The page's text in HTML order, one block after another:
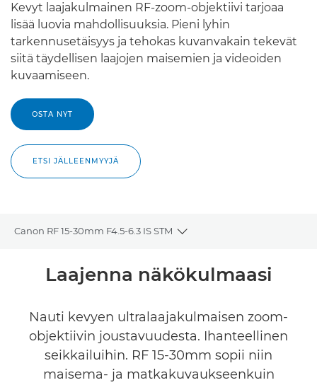
Kevyt laajakulmainen RF-zoom-objektiivi tarjoaa
lisää luovia mahdollisuuksia. Pieni lyhin
tarkennusetäisyys ja tehokas kuvanvakain tekevät
siitä täydellisen laajojen maisemien ja videoiden
kuvaamiseen.
OSTA NYT
ETSI JÄLLEENMYYJÄ
Canon RF 15-30mm F4.5-6.3 IS STM
Toggle breadcrumbs
Yleiskuvaus
Galleria
Laajenna näkökulmaasi
Nauti kevyen ultralaajakulmaisen zoom-
objektiivin joustavuudesta. Ihanteellinen
seikkailuihin. RF 15-30mm sopii niin
maisema- ja matkakuvaukseenkuin